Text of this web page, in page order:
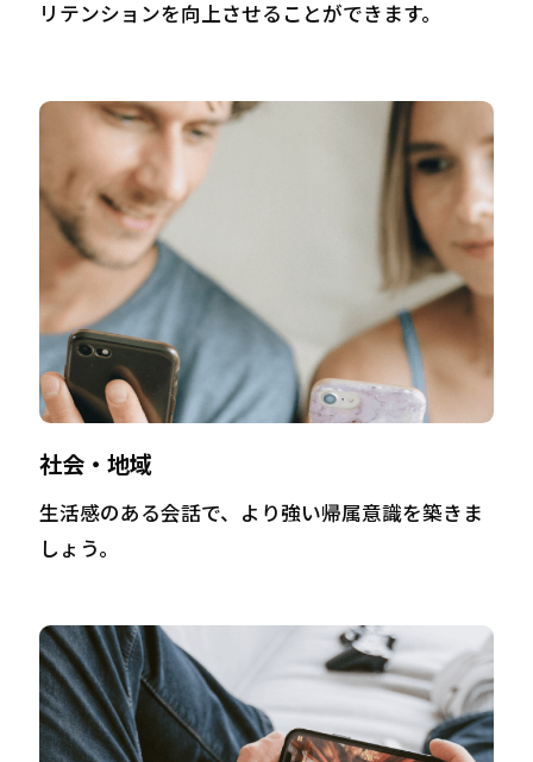
リテンションを向上させることができます。
社会・地域
生活感のある会話で、より強い帰属意識を築きま
しょう。